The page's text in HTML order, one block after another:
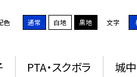
色 通常 白地 黒地 文字
PTA・スクボラ 城